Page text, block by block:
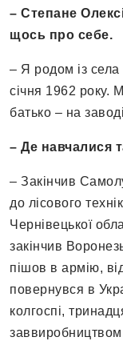
– Степане
щось про себе.
– Я родом із
січня 1962 року.
батько – на
– Де навчалися
– Закінчив
до лісового
Чернівецької
закінчив
пішов в армію,
повернувся в
колгоспі,